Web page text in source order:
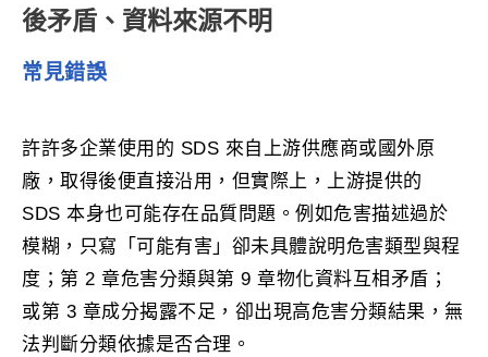
後矛盾、資料來源不明
常見錯誤
許許多企業使用的 SDS 來自上游供應商或國外原
廠，取得後便直接沿用，但實際上，上游提供的
SDS 本身也可能存在品質問題。例如危害描述過於
模糊，只寫「可能有害」卻未具體說明危害類型與程
度；第 2 章危害分類與第 9 章物化資料互相矛盾；
或第 3 章成分揭露不足，卻出現高危害分類結果，無
法判斷分類依據是否合理。